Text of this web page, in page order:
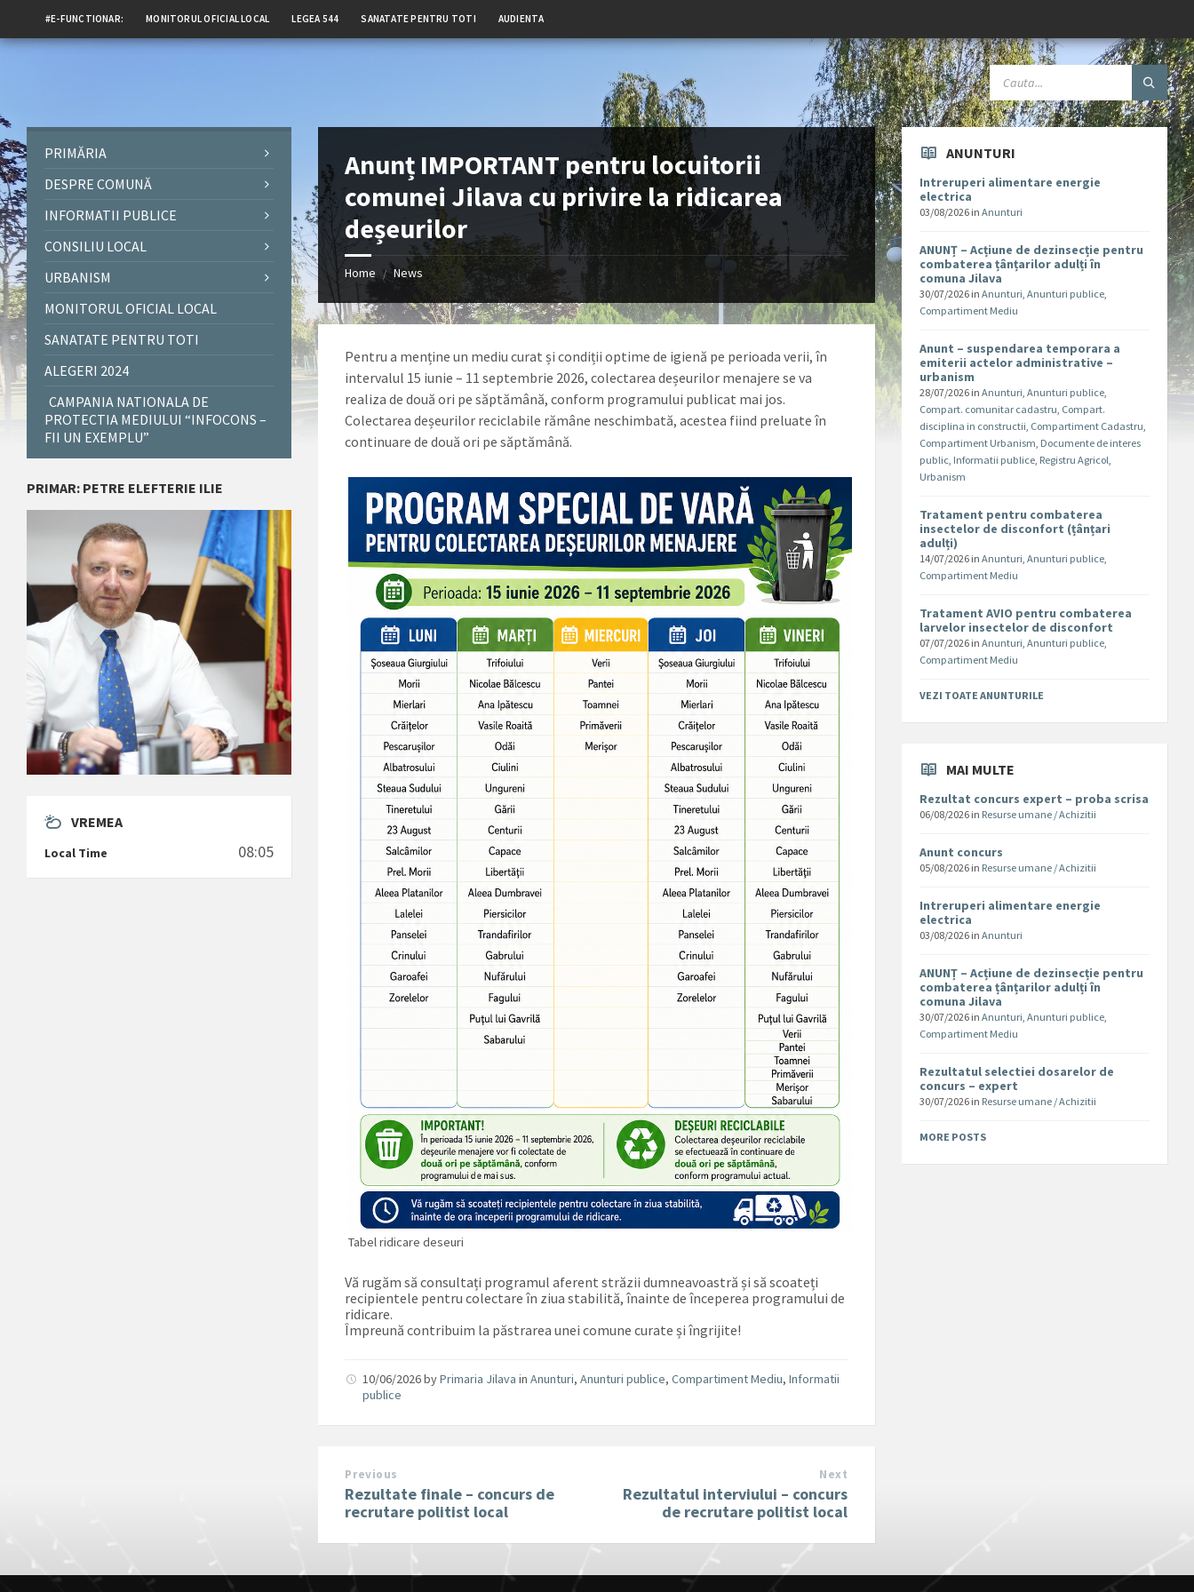
#E-FUNCTIONAR: MONITORUL OFICIAL LOCAL LEGEA 544 SANATATE PENTRU TOTI AUDIENTA
Anunț IMPORTANT pentru locuitorii
comunei Jilava cu privire la ridicarea
deșeurilor
Home / News
Pentru a menține un mediu curat și condiții optime de igienă pe perioada verii, în
intervalul 15 iunie – 11 septembrie 2026, colectarea deșeurilor menajere se va
realiza de două ori pe săptămână, conform programului publicat mai jos.
Colectarea deșeurilor reciclabile rămâne neschimbată, acestea fiind preluate în
continuare de două ori pe săptămână.
Tabel ridicare deseuri
Vă rugăm să consultați programul aferent străzii dumneavoastră și să scoateți
recipientele pentru colectare în ziua stabilită, înainte de începerea programului de
ridicare.
Împreună contribuim la păstrarea unei comune curate și îngrijite!
10/06/2026byPrimaria Jilava inAnunturi,Anunturi publice,Compartiment Mediu,Informatii
publice
Previous
Rezultate finale – concurs de
recrutare politist local
Next
Rezultatul interviului – concurs
de recrutare politist local
PRIMĂRIA
DESPRE COMUNĂ
INFORMATII PUBLICE
CONSILIU LOCAL
URBANISM
MONITORUL OFICIAL LOCAL
SANATATE PENTRU TOTI
ALEGERI 2024
CAMPANIA NATIONALA DE
PROTECTIA MEDIULUI “INFOCONS –
FII UN EXEMPLU”
PRIMAR: PETRE ELEFTERIE ILIE
VREMEA
Local Time 08:05
ANUNTURI
Intreruperi alimentare energie
electrica
03/08/2026 inAnunturi
ANUNȚ – Acțiune de dezinsecție pentru
combaterea țânțarilor adulți în
comuna Jilava
30/07/2026 inAnunturi,Anunturi publice,
Compartiment Mediu
Anunt – suspendarea temporara a
emiterii actelor administrative –
urbanism
28/07/2026 inAnunturi,Anunturi publice,
Compart. comunitar cadastru, Compart.
disciplina in constructii, Compartiment Cadastru,
Compartiment Urbanism, Documente de interes
public, Informatii publice, Registru Agricol,
Urbanism
Tratament pentru combaterea
insectelor de disconfort (țânțari
adulți)
14/07/2026 inAnunturi,Anunturi publice,
Compartiment Mediu
Tratament AVIO pentru combaterea
larvelor insectelor de disconfort
07/07/2026 inAnunturi,Anunturi publice,
Compartiment Mediu
VEZI TOATE ANUNTURILE
MAI MULTE
Rezultat concurs expert – proba scrisa
06/08/2026 in Resurse umane / Achizitii
Anunt concurs
05/08/2026 in Resurse umane / Achizitii
Intreruperi alimentare energie
electrica
03/08/2026 inAnunturi
ANUNȚ – Acțiune de dezinsecție pentru
combaterea țânțarilor adulți în
comuna Jilava
30/07/2026 inAnunturi,Anunturi publice,
Compartiment Mediu
Rezultatul selectiei dosarelor de
concurs – expert
30/07/2026 in Resurse umane / Achizitii
MORE POSTS